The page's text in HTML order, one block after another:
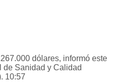
dólares, informó este
de Sanidad y Calidad
10:57